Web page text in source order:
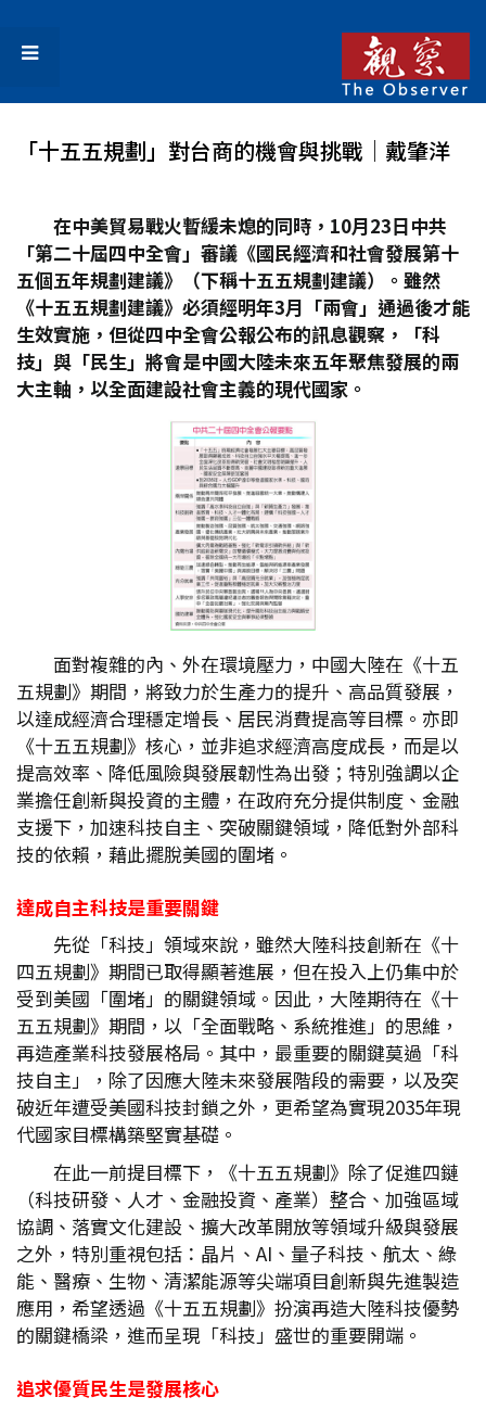
「十五五規劃」對台商的機會與挑戰│戴肇洋
在中美貿易戰火暫緩未熄的同時，10月23日中共
「第二十屆四中全會」審議《國民經濟和社會發展第十
五個五年規劃建議》（下稱十五五規劃建議）。雖然
《十五五規劃建議》必須經明年3月「兩會」通過後才能
生效實施，但從四中全會公報公布的訊息觀察，「科
技」與「民生」將會是中國大陸未來五年聚焦發展的兩
大主軸，以全面建設社會主義的現代國家。
面對複雜的內、外在環境壓力，中國大陸在《十五
五規劃》期間，將致力於生產力的提升、高品質發展，
以達成經濟合理穩定增長、居民消費提高等目標。亦即
《十五五規劃》核心，並非追求經濟高度成長，而是以
提高效率、降低風險與發展韌性為出發；特別強調以企
業擔任創新與投資的主體，在政府充分提供制度、金融
支援下，加速科技自主、突破關鍵領域，降低對外部科
技的依賴，藉此擺脫美國的圍堵。
達成自主科技是重要關鍵
先從「科技」領域來說，雖然大陸科技創新在《十
四五規劃》期間已取得顯著進展，但在投入上仍集中於
受到美國「圍堵」的關鍵領域。因此，大陸期待在《十
五五規劃》期間，以「全面戰略、系統推進」的思維，
再造產業科技發展格局。其中，最重要的關鍵莫過「科
技自主」，除了因應大陸未來發展階段的需要，以及突
破近年遭受美國科技封鎖之外，更希望為實現2035年現
代國家目標構築堅實基礎。
在此一前提目標下，《十五五規劃》除了促進四鏈
（科技研發、人才、金融投資、產業）整合、加強區域
協調、落實文化建設、擴大改革開放等領域升級與發展
之外，特別重視包括：晶片、AI、量子科技、航太、綠
能、醫療、生物、清潔能源等尖端項目創新與先進製造
應用，希望透過《十五五規劃》扮演再造大陸科技優勢
的關鍵橋梁，進而呈現「科技」盛世的重要開端。
追求優質民生是發展核心